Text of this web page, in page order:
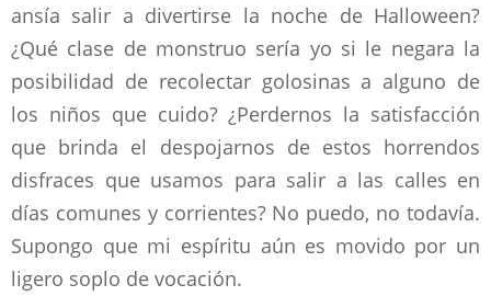
ansía salir a divertirse la noche de Halloween?
¿Qué clase de monstruo sería yo si le negara la
posibilidad de recolectar golosinas a alguno de
los niños que cuido? ¿Perdernos la satisfacción
que brinda el despojarnos de estos horrendos
disfraces que usamos para salir a las calles en
días comunes y corrientes? No puedo, no todavía.
Supongo que mi espíritu aún es movido por un
ligero soplo de vocación.